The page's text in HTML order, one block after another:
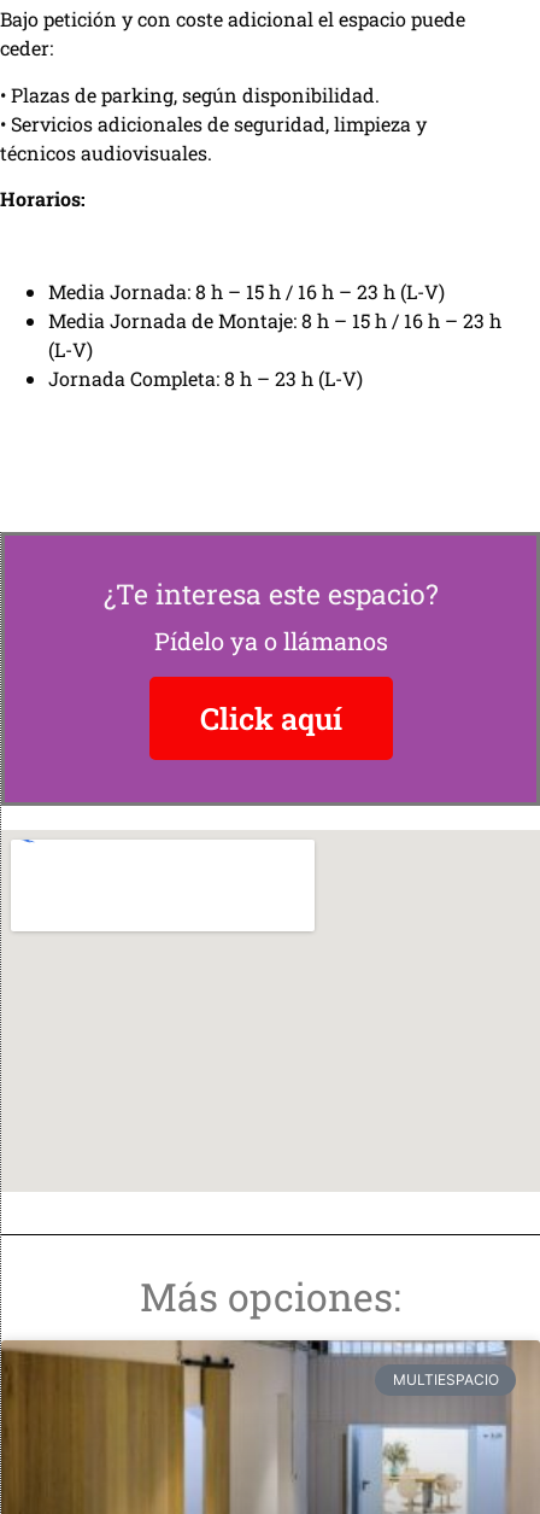
Bajo petición y con coste adicional el espacio puede
ceder:
• Plazas de parking, según disponibilidad.
• Servicios adicionales de seguridad, limpieza y
técnicos audiovisuales.
Horarios:
Media Jornada: 8 h – 15 h / 16 h – 23 h (L-V)
Media Jornada de Montaje: 8 h – 15 h / 16 h – 23 h
(L-V)
Jornada Completa: 8 h – 23 h (L-V)
¿Te interesa este espacio?
Pídelo ya o llámanos
Click aquí
Más opciones:
MULTIESPACIO